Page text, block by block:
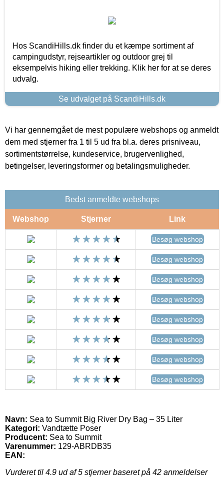
Hos ScandiHills.dk finder du et kæmpe sortiment af
campingudstyr, rejseartikler og outdoor grej til
eksempelvis hiking eller trekking. Klik her for at se deres
udvalg.
Se udvalget på ScandiHills.dk
Vi har gennemgået de mest populære webshops og anmeldt
dem med stjerner fra 1 til 5 ud fra bl.a. deres prisniveau,
sortimentstørrelse, kundeservice, brugervenlighed,
betingelser, leveringsformer og betalingsmuligheder.
Bedst anmeldte webshops
Webshop Stjerner Link
Besøg webshop
Besøg webshop
Besøg webshop
Besøg webshop
Besøg webshop
Besøg webshop
Besøg webshop
Besøg webshop
Navn: Sea to Summit Big River Dry Bag – 35 Liter
Kategori: Vandtætte Poser
Producent: Sea to Summit
Varenummer: 129-ABRDB35
EAN:
Vurderet til 4.9 ud af 5 stjerner baseret på 42 anmeldelser